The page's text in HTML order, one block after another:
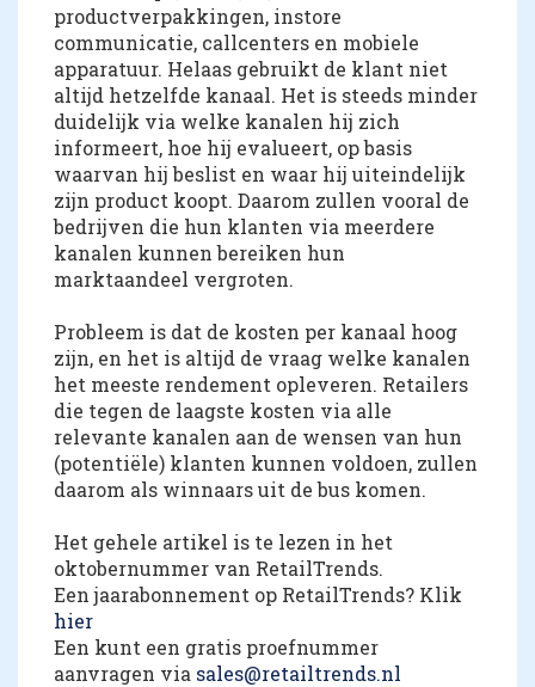
productverpakkingen, instore
communicatie, callcenters en mobiele
apparatuur. Helaas gebruikt de klant niet
altijd hetzelfde kanaal. Het is steeds minder
duidelijk via welke kanalen hij zich
informeert, hoe hij evalueert, op basis
waarvan hij beslist en waar hij uiteindelijk
zijn product koopt. Daarom zullen vooral de
bedrijven die hun klanten via meerdere
kanalen kunnen bereiken hun
marktaandeel vergroten.
Probleem is dat de kosten per kanaal hoog
zijn, en het is altijd de vraag welke kanalen
het meeste rendement opleveren. Retailers
die tegen de laagste kosten via alle
relevante kanalen aan de wensen van hun
(potentiële) klanten kunnen voldoen, zullen
daarom als winnaars uit de bus komen.
Het gehele artikel is te lezen in het
oktobernummer van RetailTrends.
Een jaarabonnement op RetailTrends? Klik
hier
Een kunt een gratis proefnummer
aanvragen via sales@retailtrends.nl